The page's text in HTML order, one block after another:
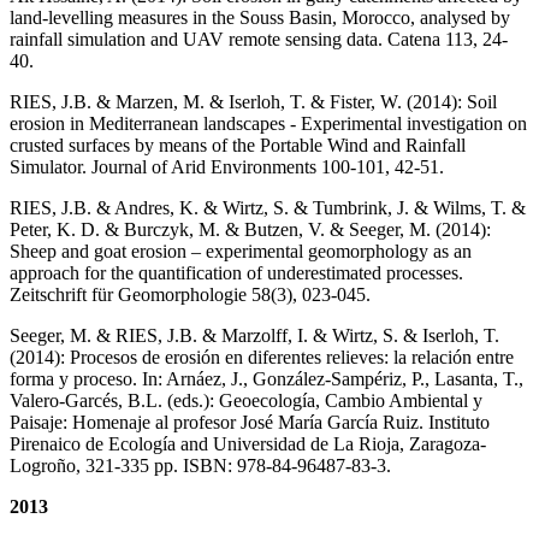
land-levelling measures in the Souss Basin, Morocco, analysed by
rainfall simulation and UAV remote sensing data. Catena 113, 24-
40.
RIES, J.B. & Marzen, M. & Iserloh, T. & Fister, W. (2014): Soil
erosion in Mediterranean landscapes - Experimental investigation on
crusted surfaces by means of the Portable Wind and Rainfall
Simulator. Journal of Arid Environments 100-101, 42-51.
RIES, J.B. & Andres, K. & Wirtz, S. & Tumbrink, J. & Wilms, T. &
Peter, K. D. & Burczyk, M. & Butzen, V. & Seeger, M. (2014):
Sheep and goat erosion – experimental geomorphology as an
approach for the quantification of underestimated processes.
Zeitschrift für Geomorphologie 58(3), 023-045.
Seeger, M. & RIES, J.B. & Marzolff, I. & Wirtz, S. & Iserloh, T.
(2014): Procesos de erosión en diferentes relieves: la relación entre
forma y proceso. In: Arnáez, J., González-Sampériz, P., Lasanta, T.,
Valero-Garcés, B.L. (eds.): Geoecología, Cambio Ambiental y
Paisaje: Homenaje al profesor José María García Ruiz. Instituto
Pirenaico de Ecología and Universidad de La Rioja, Zaragoza-
Logroño, 321-335 pp. ISBN: 978-84-96487-83-3.
2013